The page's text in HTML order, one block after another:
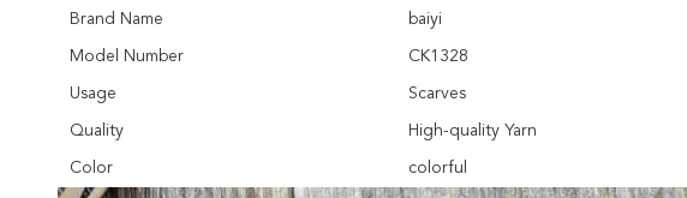
Brand Name baiyi
Model Number CK1328
Usage Scarves
Quality High-quality Yarn
Color colorful